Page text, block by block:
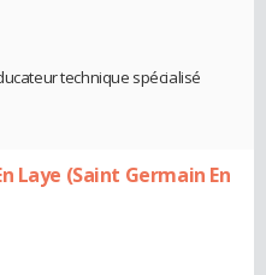
technique spécialisé
Laye (Saint Germain En